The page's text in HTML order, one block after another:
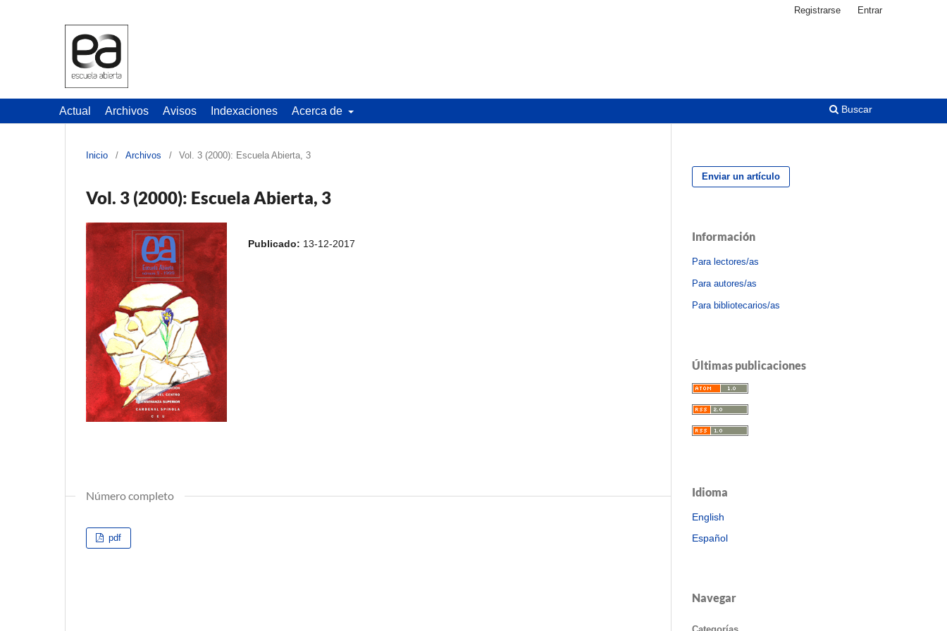
Actual Archivos Avisos Indexaciones Acerca de Buscar
Registrarse Entrar
Inicio / Archivos / Vol. 3 (2000): Escuela Abierta, 3
Vol. 3 (2000): Escuela Abierta, 3
Publicado: 13-12-2017
Número completo
pdf
Enviar un artículo
Información
Para lectores/as
Para autores/as
Para bibliotecarios/as
Últimas publicaciones
Idioma
English
Español
Navegar